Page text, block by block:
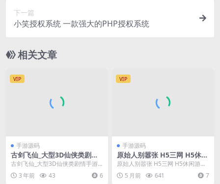
下一篇
小笑授权系统 一款强大的PHP授权系统
相关文章
VIP
手游源码
古剑飞仙_大型3D仙侠类剧情
手游_Win服务端_通用视频教
程_GM运营管理后台_安卓苹
果IOS双端
古剑飞仙_大型3D仙侠类剧情手游_
Win服务端_通用视频教程_GM运营
管理后台_...
3 年前 43 6
VIP
手游源码
原始人别嚣张 H5三网 H5休闲
游戏 2025最新整理 WIN+Lin
ux手工服务端 源码 + 教程
原始人别嚣张 H5三网 H5休闲游戏
2025最新整理 WIN+Linux手工服...
5 月前 641 7